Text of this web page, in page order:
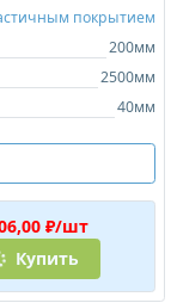
покрытием
200мм
2500мм
40мм
₽/шт
Купить